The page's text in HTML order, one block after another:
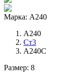
Марка: А240
А240
Ст3
А240С
Размер: 8